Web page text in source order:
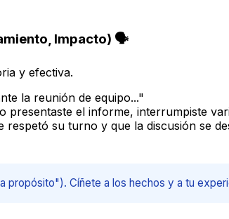
Impacto) 🗣️
y efectiva.
la reunión de equipo..."
el informe, interrumpiste
su turno y que la discusión se
propósito"). Cíñete a los hechos y a tu